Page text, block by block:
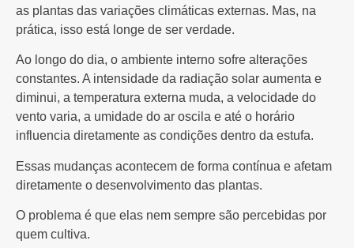
as plantas das variações climáticas externas. Mas, na
prática, isso está longe de ser verdade.
Ao longo do dia, o ambiente interno sofre alterações
constantes. A intensidade da radiação solar aumenta e
diminui, a temperatura externa muda, a velocidade do
vento varia, a umidade do ar oscila e até o horário
influencia diretamente as condições dentro da estufa.
Essas mudanças acontecem de forma contínua e afetam
diretamente o desenvolvimento das plantas.
O problema é que elas nem sempre são percebidas por
quem cultiva.